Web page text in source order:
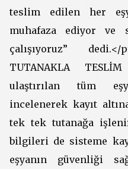
teslim edilen her
muhafaza ediyor ve
çalışıyoruz”
TUTANAKLA TESLİM
ulaştırılan tüm
incelenerek kayıt
tek tek tutanağa
bilgileri de sisteme
eşyanın güvenliği